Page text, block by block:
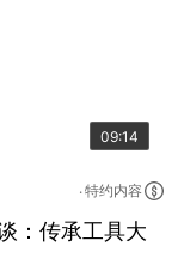
09:14
特约内容
：传承工具大